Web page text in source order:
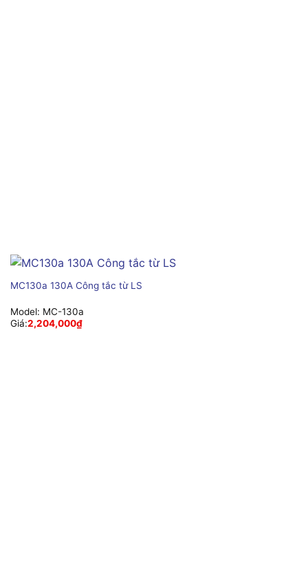
MC130a 130A Công tắc từ LS
Model: MC-130a
Giá:2,204,000₫